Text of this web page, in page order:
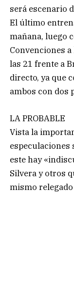
será escenario
El último
mañana, luego
Convenciones
las 21 frente a
directo, ya que
ambos con dos
LA PROBABLE
Vista la
especulaciones
este hay
Silvera y otros
mismo relegado